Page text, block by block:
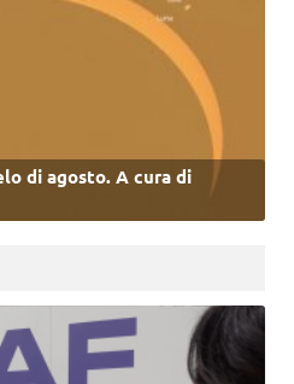
di agosto. A cura di